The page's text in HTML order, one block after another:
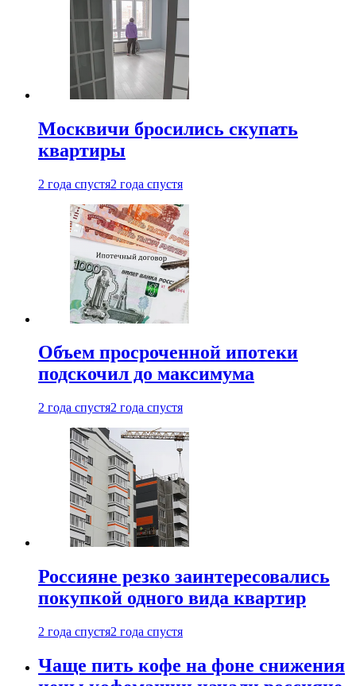
Москвичи бросились скупать
квартиры
2 года спустя2 года спустя
Объем просроченной ипотеки
подскочил до максимума
2 года спустя2 года спустя
Россияне резко заинтересовались
покупкой одного вида квартир
2 года спустя2 года спустя
Чаще пить кофе на фоне снижения